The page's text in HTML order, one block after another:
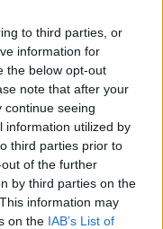
to third parties, or
information for
the below opt-out
note that after your
continue seeing
information utilized by
third parties prior to
of the further
by third parties on the
information may
on the IAB’s List of